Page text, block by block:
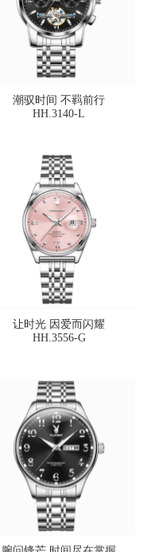
潮驭时间 不羁前行
HH.3140-L
让时光 因爱而闪耀
HH.3556-G
腕问锋芒 时间尽在掌握